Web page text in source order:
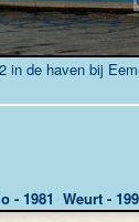
in de haven bij
- 1981 Weurt -